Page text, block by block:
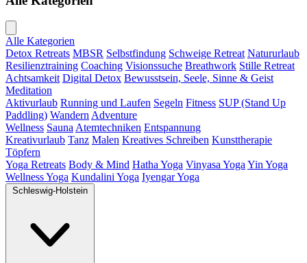
Alle Kategorien
Detox Retreats MBSR Selbstfindung Schweige Retreat Natururlaub
Resilienztraining Coaching Visionssuche Breathwork Stille Retreat
Achtsamkeit Digital Detox Bewusstsein, Seele, Sinne & Geist
Meditation
Aktivurlaub Running und Laufen Segeln Fitness SUP (Stand Up
Paddling) Wandern Adventure
Wellness Sauna Atemtechniken Entspannung
Kreativurlaub Tanz Malen Kreatives Schreiben Kunsttherapie
Töpfern
Yoga Retreats Body & Mind Hatha Yoga Vinyasa Yoga Yin Yoga
Wellness Yoga Kundalini Yoga Iyengar Yoga
Schleswig-Holstein